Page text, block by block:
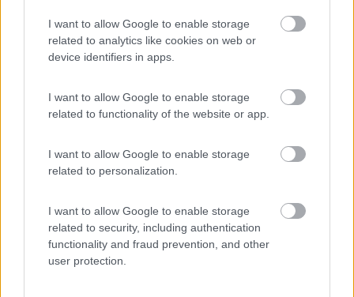
I want to allow Google to enable storage
related to analytics like cookies on web or
device identifiers in apps.
I want to allow Google to enable storage
related to functionality of the website or app.
I want to allow Google to enable storage
related to personalization.
I want to allow Google to enable storage
related to security, including authentication
functionality and fraud prevention, and other
user protection.
greenpeace